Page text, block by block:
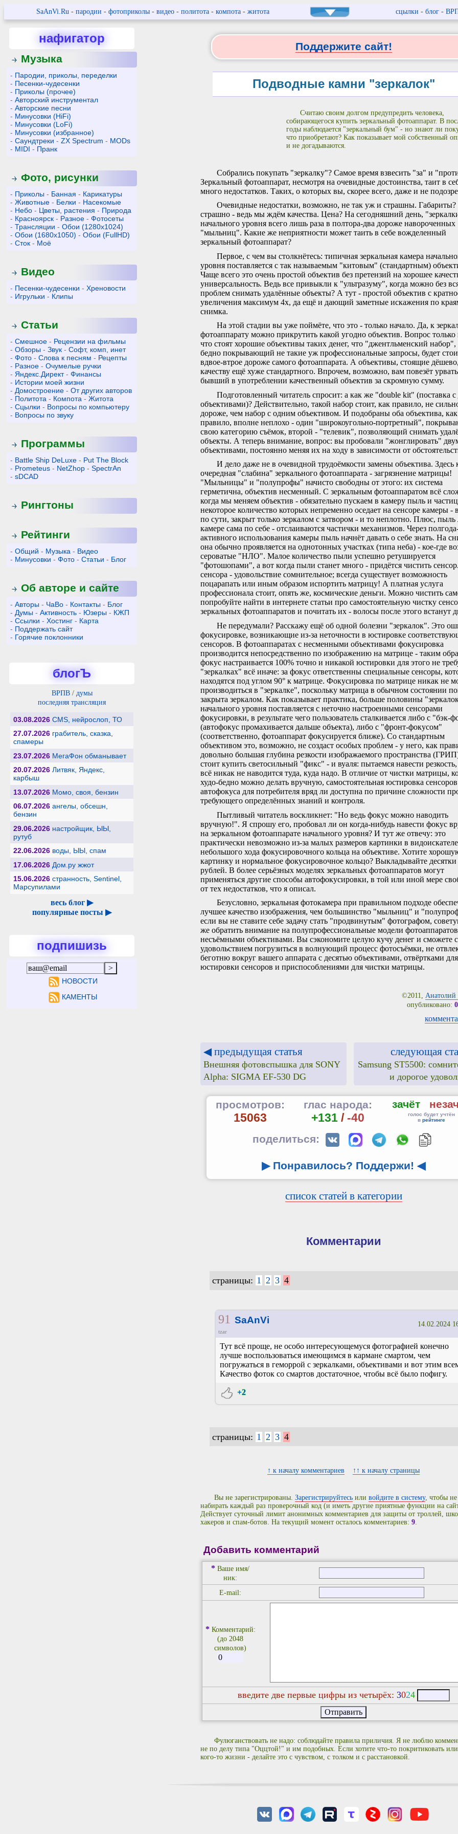
SaAnVi.Ru- пародии - фотоприколы- видео- политота- компота- житота сцылки - блог-
нафигатор
Музыка
- Пародии, приколы, переделки
- Песенки-чудесенки
- Приколы (прочее)
-Авторский инструментал
-Авторские песни
- Минусовки (HiFi)
- Минусовки (LoFi)
- Минусовки (избранное)
-Саундтреки -ZX Spectrum - MODs
- MIDI - Пранк
Фото, рисунки
- Приколы - Банная - Карикатуры
-Животные - Белки - Насекомые
- Небо - Цветы, растения - Природа
- Красноярск - Разное -Фотосеты
-Трансляции -Обои (1280x1024)
-Обои (1680x1050) -Обои (FullHD)
-Сток - Моё
Видео
- Песенки-чудесенки -Хреновости
- Игрульки - Клипы
Статьи
-Смешное - Рецензии на фильмы
-Обзоры -Звук -Софт, комп, инет
-Фото -Слова к песням - Рецепты
- Разное -Очумелые ручки
- Яндекс.Директ-Финансы
- Истории моей жизни
- Домостроение -От других авторов
- Политота - Компота -Житота
-Сцылки - Вопросы по компьютеру
- Вопросы по звуку
Программы
- Battle Ship DeLuxe - Put The Block
- Prometeus - NetZhop -SpectrAn
-sDCAD
Рингтоны
Рейтинги
-Общий - Музыка - Видео
- Минусовки -Фото -Статьи - Блог
Об авторе и сайте
-Авторы - ЧаВо - Контакты - Блог
- Думы -Активность - Юзеры - КЖП
-Ссылки -Хостинг - Карта
- Поддержать сайт
- Горячие поклонники
блогЪ
ВРПВ/ думы
последняя трансляция
03.08.2026 CMS, нейрослоп, ТО
27.07.2026 грабитель, сказка,
спамеры
23.07.2026 МегаФон обманывает
20.07.2026 Литвяк, Яндекс,
карбыш
13.07.2026 Момо, своя, бензин
06.07.2026 ангелы, обсешн,
бензин
29.06.2026 настройщик, ЫЫ,
рутуб
22.06.2026 воды, ЫЫ, спам
17.06.2026 Дом.ру жжот
15.06.2026 странность, Sentinel,
Марсупилами
весь блог ▶
популярные посты ▶
подпишизь
НОВОСТИ
КАМЕНТЫ
Поддержите сайт!
Подводные камни "зеркалок"
Считаю своим долгом предупредить человека,
собирающегося купить зеркальный фотоаппарат. В
годы наблюдается "зеркальный бум" - но знают ли
что приобретают? Как показывает мой собственный
и не догадываются.
Собрались покупать "зеркалку"? Самое время взвесить "за" и
Зеркальный фотоаппарат, несмотря на очевидные достоинства, таит в
много недостатков. Таких, о которых вы, скорее всего, даже и не
Очевидные недостатки, возможно, не так уж и страшны.
страшно - ведь мы ждём качества. Цена? На сегодняшний день,
начального уровня всего лишь раза в полтора-два дороже навороченных
"мыльниц". Какие же неприятности может таить в себе вожделенный
зеркальный фотоаппарат?
Первое, с чем вы столкнётесь: типичная зеркальная камера
уровня поставляется с так называемым "китовым" (стандартным)
Чаще всего это очень простой объектив без претензий на хорошее
универсальность. Ведь все привыкли к "ультразуму", когда можно без
проблем снимать удалённые объекты? А тут - простой объектив с
увеличения максимум 4x, да ещё и дающий заметные искажения по
снимка.
На этой стадии вы уже поймёте, что это - только начало. Да, к
фотоаппарату можно прикрутить какой угодно объектив. Вопрос только
что стоят хорошие объективы таких денег, что "джентльменский набор",
бедно покрывающий не такие уж профессиональные запросы, будет
вдвое-втрое дороже самого фотоаппарата. А объективы, стоящие
качеству ещё хуже стандартного. Впрочем, возможно, вам повезёт урвать
бывший в употреблении качественный объектив за скромную сумму.
Подготовленный читатель спросит: а как же "double kit" (поставка с
объективами)? Действительно, такой набор стоит, как правило, не
дороже, чем набор с одним объективом. И подобраны оба объектива, как
правило, вполне неплохо - один "широкоугольно-портретный",
свою категорию съёмок, второй - "телевик", позволяющий снимать
объекты. А теперь внимание, вопрос: вы пробовали "жонглировать"
объективами, постоянно меняя их на ходу в зависимости от
И дело даже не в очевидной трудоёмкости замены объектива. Здесь
очередная "слабина" зеркального фотоаппарата - загрязнение матрицы!
"Мыльницы" и "полупрофы" начисто свободны от этого: их система
герметична, объектив несменный. С зеркальным фотоаппаратом всё
когда мы меняем объектив - обязательно пускаем в камеру пыль и
некоторое количество которых непременно оседает на сенсоре камеры -
по сути, закрыт только зеркалом с затвором - и то неплотно. Плюс, пыль
камере сама по себе - отслаиваются частички механизмов. Через
активного использования камеры пыль начнёт давать о себе знать. На
она обычно проявляется на однотонных участках (типа неба) - кое-где
сероватые "НЛО". Малое количество пыли успешно ретушируется
"фотошопами", а вот когда пыли станет много - придётся чистить
сенсора - удовольствие сомнительное; всегда существует возможность
поцарапать или иным образом испортить матрицу! А платная услуга
профессионала стоит, опять же, космические деньги. Можно чистить
попробуйте найти в интернете статьи про самостоятельную чистку
зеркальных фотоаппаратов и почитать их - волосы после этого встанут
Не передумали? Расскажу ещё об одной болезни "зеркалок". Это
фокусировке, возникающие из-за неточности в юстировке
сенсоров. В фотоаппаратах с несменными объективами фокусировка
производится непосредственно по изображению на матрице - таким
фокус настраивается 100% точно и никакой юстировки для этого не
"зеркалках" всё иначе: за фокус ответственны специальные сенсоры,
находятся под углом 90° к матрице. Фокусировка по матрице никак не
производиться в "зеркалке", поскольку матрица в обычном состоянии
закрыта зеркалом. Как показывает практика, больше половины
начального уровня поставляется с неточно настроенными сенсорами
фокусировки, в результате чего пользователь сталкивается либо с "бэк-
(автофокус промахивается дальше объекта), либо с "фронт-фокусом"
(соответственно, фотоаппарат фокусируется ближе). Со стандартным
объективом это, возможно, не создаст особых проблем - у него, как
довольно большая глубина резкости изображаемого пространства
стоит купить светосильный "фикс" - и вуаля: пытаемся навести резкость,
всё никак не наводится туда, куда надо. В отличие от чистки матрицы,
худо-бедно можно делать вручную, самостоятельная юстировка сенсоров
автофокуса для потребителя вряд ли доступна по причине сложности
требующего определённых знаний и контроля.
Пытливый читатель воскликнет: "Но ведь фокус можно наводить
вручную!". Я спрошу его, пробовал ли он когда-нибудь навести фокус
на зеркальном фотоаппарате начального уровня? И тут же отвечу: это
практически невозможно из-за малых размеров картинки в
небольшого хода фокусировочного кольца на объективе. Хотите
картинку и нормальное фокусировочное кольцо? Выкладывайте
рублей. В более серьёзных моделях зеркальных фотоаппаратов могут
применяться другие способы автофокусировки, в той или иной мере
от тех недостатков, что я описал.
Безусловно, зеркальная фотокамера при правильном подходе
лучшее качество изображения, чем большинство "мыльниц" и
если вы не ставите себе задачу стать "продвинутым" фотографом,
же обратить внимание на полупрофессиональные модели
несъёмными объективами. Вы сэкономите целую кучу денег и сможете с
удовольствием погрузиться в волнующий процесс фотосъёмки, не
беготню вокруг вашего аппарата с десятью объективами, отвёртками для
юстировки сенсоров и приспособлениями для чистки матрицы.
©2011, Анатолий
опубликовано:
◀ предыдущая статья
Внешняя фотовспышка для SONY
Alpha: SIGMA EF-530 DG
следующая
Samsung ST5500:
и дорогое
просмотров:
15063
глас народа:
+131 / -40
зачёт
голос будет учтён
в рейтинге
поделиться:
▶ Понравилось? Поддержи! ◀
список статей в категории
Комментарии
страницы: 1 2 3 4
91 SaAnVi
tzar
14.02.2024
Тут всё проще, не особо интересующемуся фотографией конечно
лучше воспользоваться имеющимся в кармане смартом, чем
погружаться в геморрой с зеркалками, объективами и вот этим
Качество фоток со смартов достаточное, чтобы всё было пофигу.
+2
страницы: 1 2 3 4
↑ к началу комментариев ↑↑ к началу страницы
Вы не зарегистрированы.Зарегистрируйтесь иливойдите в систему, чтобы не
набирать каждый раз проверочный код (и иметь другие приятные функции на
Действует суточный лимит анонимных комментариев для защиты от троллей,
хакеров и спам-ботов. На текущий момент осталось комментариев: 9.
Добавить комментарий
* Ваше имя/
ник:
E-mail:
* Комментарий:
(до 2048
символов)
введите две первые цифры из четырёх: 3024
Фулюганствовать не надо: соблюдайте правила приличия. Я не люблю
не по делу типа "Оццтой!" и им подобных. Если хотите что-то покритиковать
кого-то жизни - делайте это с чувством, с толком и с расстановкой.